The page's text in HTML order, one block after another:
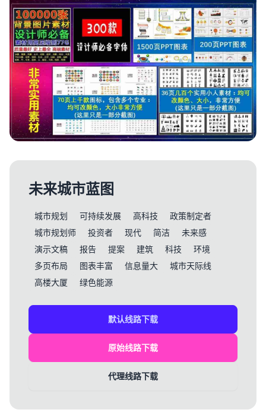
未来城市蓝图
城市规划 可持续发展 高科技
政策制定者
城市规划师
投资者 现代 简洁
未来感
演示文稿
报告 提案 建筑 科技
环境
多页布局
图表丰富 信息量大
城市天际线
高楼大厦
绿色能源
默认线路下载
原始线路下载
代理线路下载